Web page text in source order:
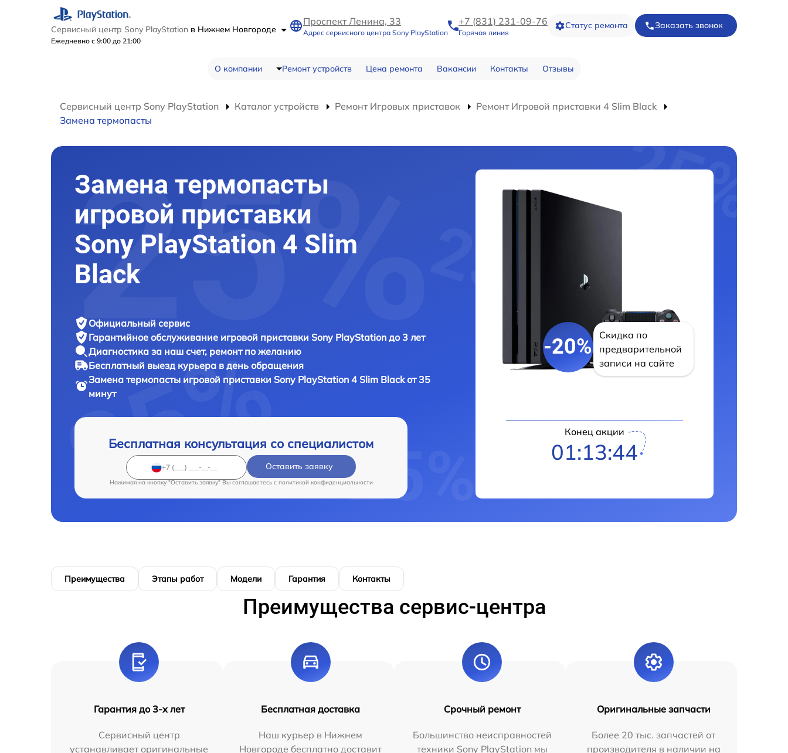
Сервисный центр Sony PlayStation в Нижнем Новгороде
Ежедневно с 9:00 до 21:00
Проспект Ленина, 33
Адрес сервисного центра Sony PlayStation
+7 (831) 231-09-76
Горячая линия
Статус ремонта Заказать звонок
О компании Ремонт устройств Цена ремонта Вакансии Контакты Отзывы
Сервисный центр Sony PlayStation Каталог устройств Ремонт Игровых приставок
Ремонт Игровой приставки 4 Slim Black
Замена термопасты
Замена термопасты
игровой приставки
Sony PlayStation 4 Slim
Black
Официальный сервис
Гарантийное обслуживание игровой приставки Sony PlayStation до 3 лет
Диагностика за наш счет, ремонт по желанию
Бесплатный выезд курьера в день обращения
Замена термопасты игровой приставки Sony PlayStation 4 Slim Black от 35
минут
Бесплатная консультация со специалистом
Оставить заявку
Нажимая на кнопку "Оставить заявку" Вы соглашаетесь c политикой конфиденциальности
-20%
Скидка по
предварительной
записи на сайте
Конец акции
01:13:42
Преимущества Этапы работ Модели Гарантия Контакты
Преимущества сервис-центра
Гарантия до 3-х лет
Сервисный центр
устанавливает оригинальные
Бесплатная доставка
Наш курьер в Нижнем
Новгороде бесплатно доставит
Срочный ремонт
Большинство неисправностей
техники Sony PlayStation мы
Оригинальные запчасти
Более 20 тыс. запчастей от
производителя в наличии на